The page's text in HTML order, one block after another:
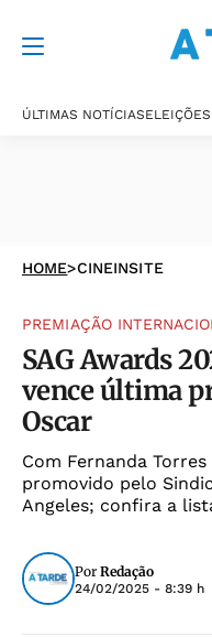
ÚLTIMAS NOTÍCIAS
HOME>CINEINSITE
PREMIAÇÃO
SAG Awards
vence última
Oscar
Com Fernanda
promovido pelo
Angeles; confira a
Por Redação
24/02/2025 - 8:39 h